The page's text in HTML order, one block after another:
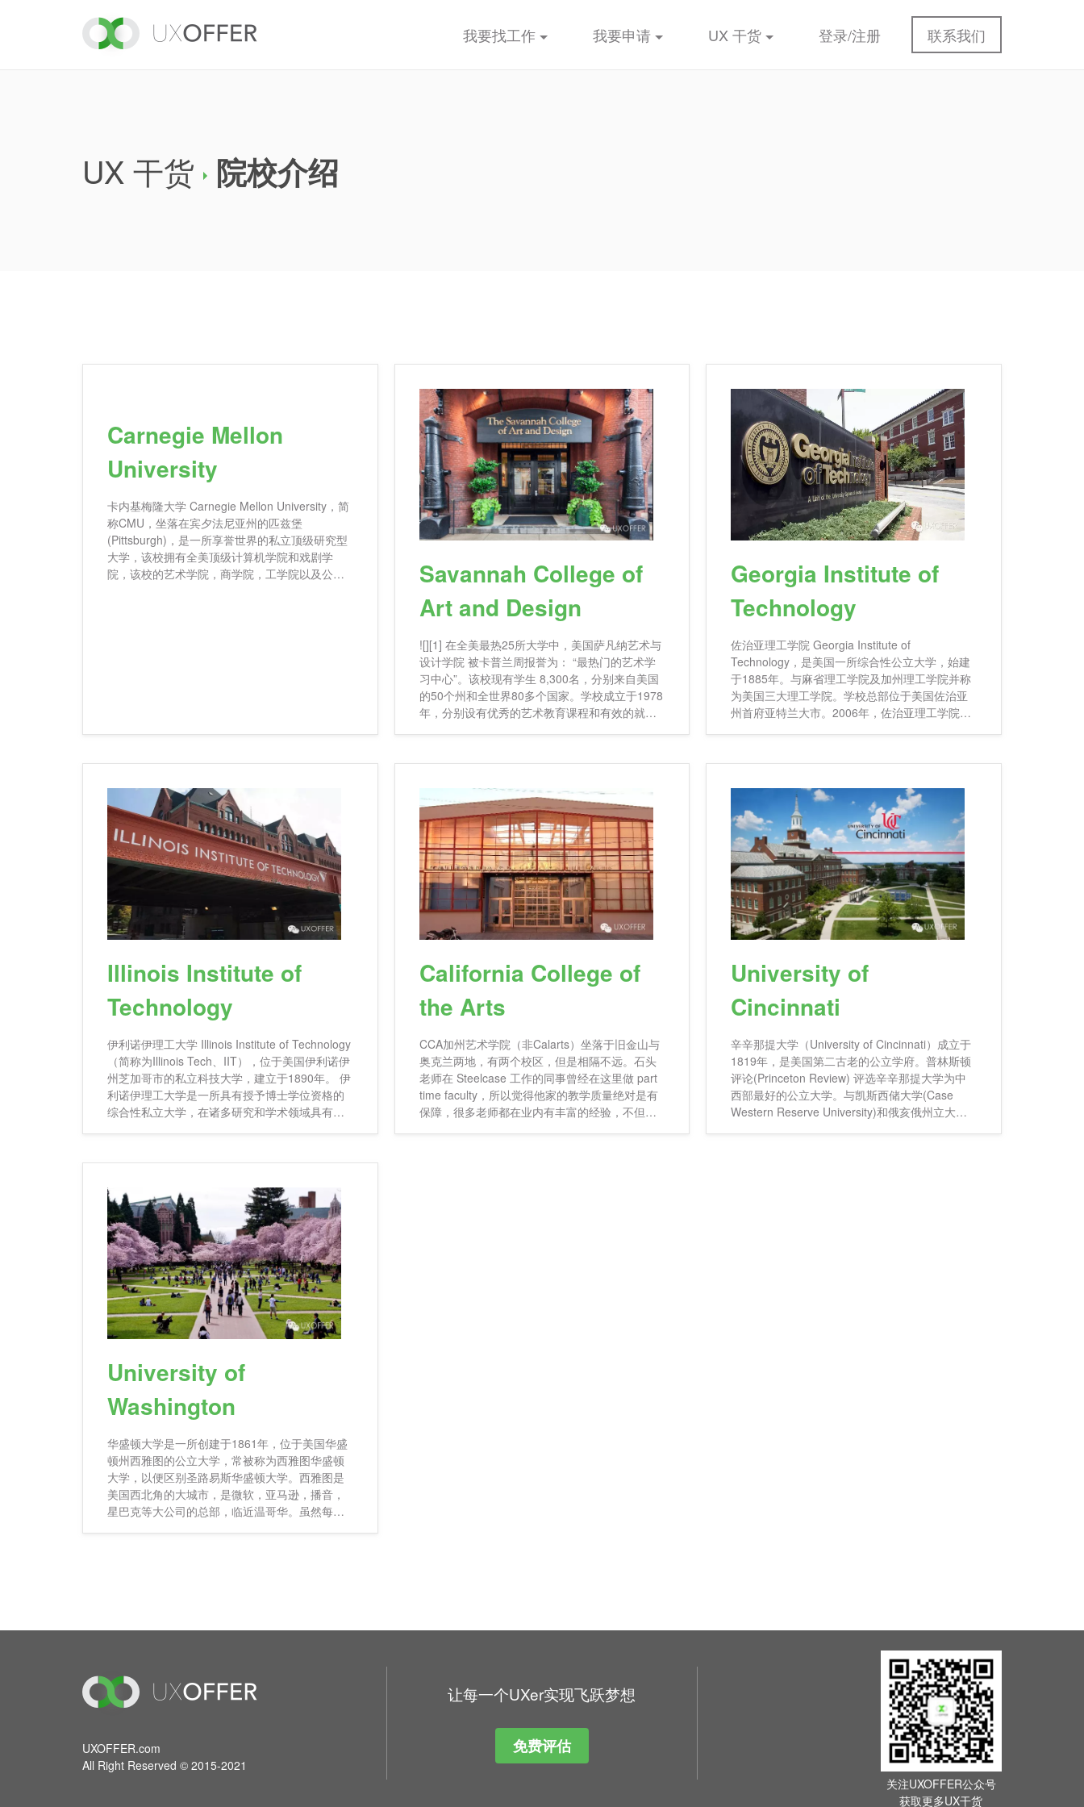
我要找工作 我要申请 UX 干货 登录/注册 联系我们
UX 干货 院校介绍
Carnegie Mellon
University
卡内基梅隆大学 Carnegie Mellon University，简
称CMU，坐落在宾夕法尼亚州的匹兹堡
(Pittsburgh)，是一所享誉世界的私立顶级研究型
大学，该校拥有全美顶级计算机学院和戏剧学
院，该校的艺术学院，商学院，工学院以及公共
Savannah College of
Art and Design
![][1] 在全美最热25所大学中，美国萨凡纳艺术与
设计学院 被卡普兰周报誉为： “最热门的艺术学
习中心”。该校现有学生 8,300名，分别来自美国
的50个州和全世界80多个国家。学校成立于1978
年，分别设有优秀的艺术教育课程和有效的就业
Georgia Institute of
Technology
佐治亚理工学院 Georgia Institute of
Technology，是美国一所综合性公立大学，始建
于1885年。与麻省理工学院及加州理工学院并称
为美国三大理工学院。学校总部位于美国佐治亚
州首府亚特兰大市。2006年，佐治亚理工学院与
Illinois Institute of
Technology
伊利诺伊理工大学 Illinois Institute of Technology
（简称为Illinois Tech、IIT），位于美国伊利诺伊
州芝加哥市的私立科技大学，建立于1890年。 伊
利诺伊理工大学是一所具有授予博士学位资格的
综合性私立大学，在诸多研究和学术领域具有享
California College of
the Arts
CCA加州艺术学院（非Calarts）坐落于旧金山与
奥克兰两地，有两个校区，但是相隔不远。石头
老师在 Steelcase 工作的同事曾经在这里做 part
time faculty，所以觉得他家的教学质量绝对是有
保障，很多老师都在业内有丰富的经验，不但给
University of
Cincinnati
辛辛那提大学（University of Cincinnati）成立于
1819年，是美国第二古老的公立学府。普林斯顿
评论(Princeton Review) 评选辛辛那提大学为中
西部最好的公立大学。与凯斯西储大学(Case
Western Reserve University)和俄亥俄州立大学
University of
Washington
华盛顿大学是一所创建于1861年，位于美国华盛
顿州西雅图的公立大学，常被称为西雅图华盛顿
大学，以便区别圣路易斯华盛顿大学。西雅图是
美国西北角的大城市，是微软，亚马逊，播音，
星巴克等大公司的总部，临近温哥华。虽然每年
UXOFFER.com
All Right Reserved © 2015-2021
让每一个UXer实现飞跃梦想
免费评估
关注UXOFFER公众号
获取更多UX干货